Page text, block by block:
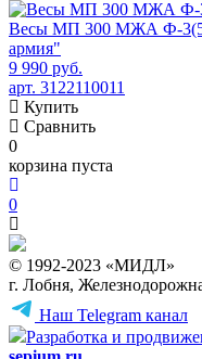
Весы МП 300 МЖА Ф-
армия"
9 990 руб.
арт. 3122110011
Купить
Сравнить
0
корзина пуста
0
© 1992-2023 «МИДЛ»
г. Лобня,
Наш Telegram канал
Разработка и